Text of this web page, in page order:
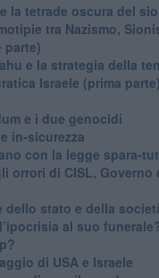
la tetrade oscura del
tra Nazismo,
parte)
e la strategia della
Israele (prima parte)
e i due genocidi
in-sicurezza
con la legge spara-
orrori di CISL, Governo
dello stato e della
al suo
di USA e Israele